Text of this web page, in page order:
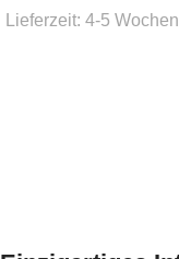
Lieferzeit: 4-5 Wochen